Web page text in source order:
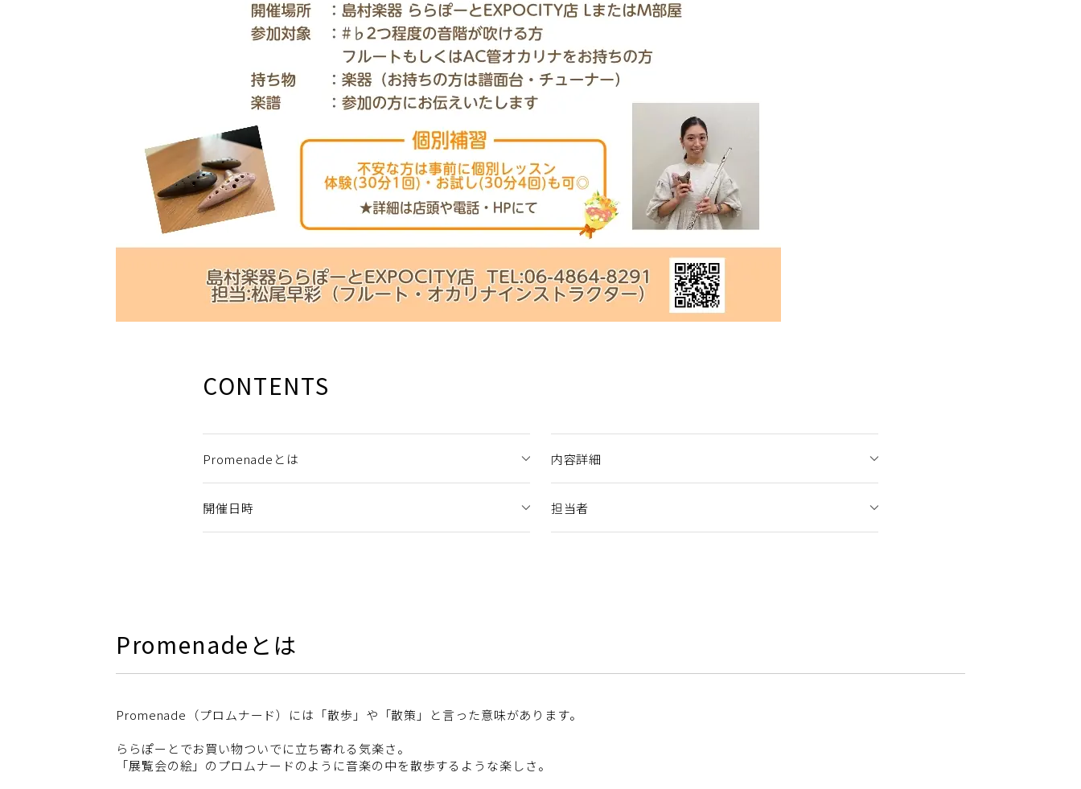
CONTENTS
Promenadeとは 内容詳細
開催日時 担当者
Promenadeとは
Promenade（プロムナード）には「散歩」や「散策」と言った意味があります。
ららぽーとでお買い物ついでに立ち寄れる気楽さ。
「展覧会の絵」のプロムナードのように音楽の中を散歩するような楽しさ。